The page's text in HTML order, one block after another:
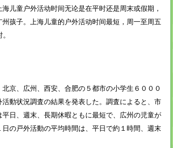
儿童户外活动时间无论是在平时还是周末或假期，
孩子。上海儿童的户外活动时间最短，周一至周五
京、広州、西安、合肥の５都市の小学生６０００
動状況調査の結果を発表した。調査によると、市
日、週末、長期休暇ともに最短で、広州の児童が
の戸外活動の平均時間は、平日で約１時間、週末